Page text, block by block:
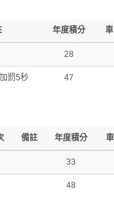
年度積分
28
罰5秒 47
備註 年度積分
33
48